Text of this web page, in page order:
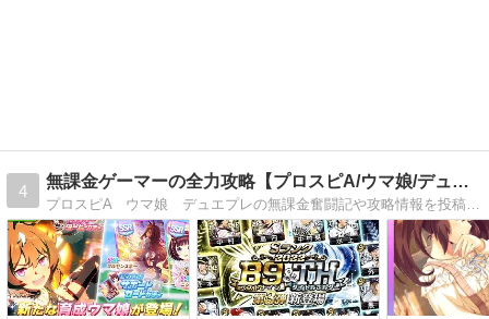
4
無課金ゲーマーの全力攻略【プロスピA/ウマ娘/デュエプレ】
プロスピA ウマ娘 デュエプレの無課金奮闘記や攻略情報を投稿しています！